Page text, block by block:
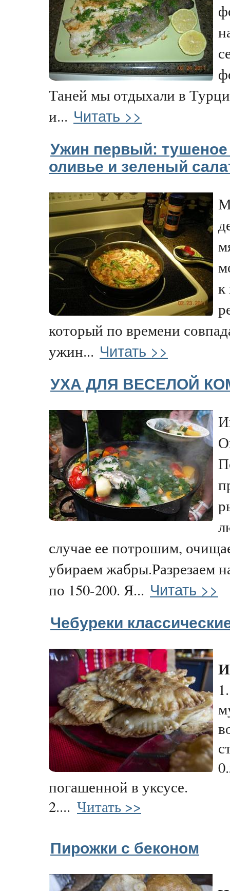
Таней мы отдыхали в
и... Читать >>
Ужин первый:
оливье и зеленый
к
который по времени
ужин... Читать >>
УХА ДЛЯ ВЕСЕЛОЙ
случае ее потрошим,
убираем жабры.Разрезаем
по 150-200. Я... Читать >>
Чебуреки
погашенной в уксусе.
2.... Читать >>
Пирожки с беконом